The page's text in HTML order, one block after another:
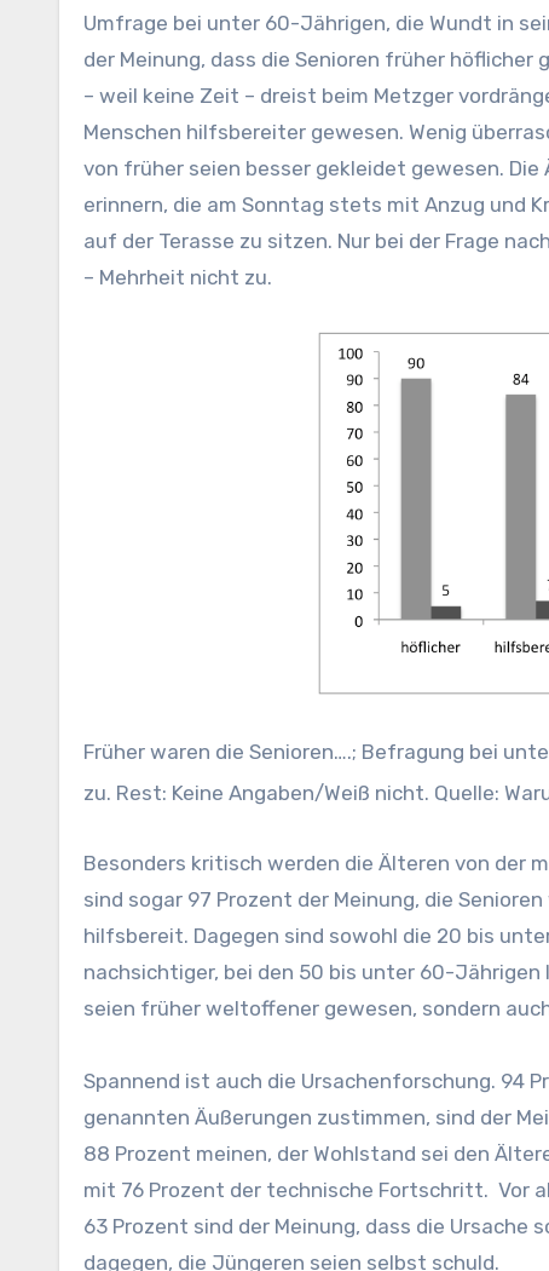
Umfrage bei unter 60-Jährigen, die Wundt in
der Meinung, dass die Senioren früher
– weil keine Zeit – dreist beim Metzger
Menschen hilfsbereiter gewesen. Wenig
von früher seien besser gekleidet gewesen.
erinnern, die am Sonntag stets mit Anzug und
auf der Terasse zu sitzen. Nur bei der Frage
– Mehrheit nicht zu.
Früher waren die Senioren….; Befragung bei
zu. Rest: Keine Angaben/Weiß nicht. Quelle:
Besonders kritisch werden die Älteren von der
sind sogar 97 Prozent der Meinung, die
hilfsbereit. Dagegen sind sowohl die 20 bis
nachsichtiger, bei den 50 bis unter 60-
seien früher weltoffener gewesen, sondern
Spannend ist auch die Ursachenforschung. 94
genannten Äußerungen zustimmen, sind der
88 Prozent meinen, der Wohlstand sei den
mit 76 Prozent der technische Fortschritt. Vor
63 Prozent sind der Meinung, dass die Ursache
dagegen, die Jüngeren seien selbst schuld.